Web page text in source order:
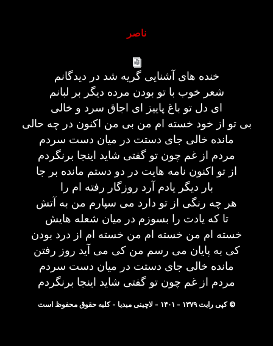
ناصر
خنده های آشنایی گریه شد در دیدگانم
شعر خوب با تو بودن مرده دیگر بر لبانم
ای دل تو باغ پاییز ای اجاق سرد و خالی
بی تو از خود خسته ام من بی من اکنون در چه حالی
مانده خالی جای دستت در میان دست سردم
مردم از غم چون تو گفتی شاید اینجا برنگردم
از تو اکنون نامه هایت در دو دستم مانده بر جا
بار دیگر یادم آرد روزگار رفته ام را
هر چه رنگی از تو دارد می سپارم من به آتش
تا که یادت را بسوزم در میان شعله هایش
خسته ام من خسته ام من خسته ام از درد بودن
کی به پایان می رسم من کی می آید روز رفتن
مانده خالی جای دستت در میان دست سردم
مردم از غم چون تو گفتی شاید اینجا برنگردم
© کپی رایت ۱۳۷۹ - ۱۴۰۱ - لاچینی میدیا - کلیه حقوق محفوظ است